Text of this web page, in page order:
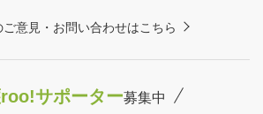
意見・お問い合わせはこちら
サポーター募集中